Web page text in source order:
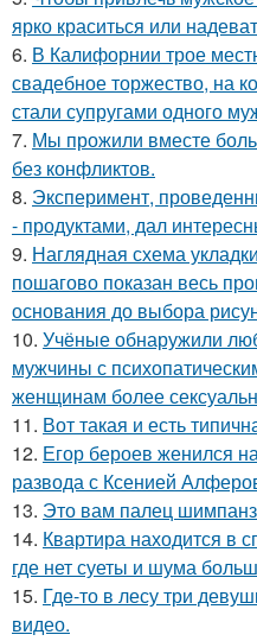
ярко краситься или
6. В Калифорнии трое
свадебное торжество, на
стали супругами одного
7. Мы прожили вместе
без конфликтов.
8. Эксперимент,
- продуктами, дал
9. Наглядная схема
пошагово показан весь
основания до выбора
10. Учёные обнаружили
мужчины с
женщинам более
11. Вот такая и есть
12. Егор бероев женился
развода с Ксенией
13. Это вам палец
14. Квартира находится в
где нет суеты и шума
15. Гдe-то в лесу три
видео.